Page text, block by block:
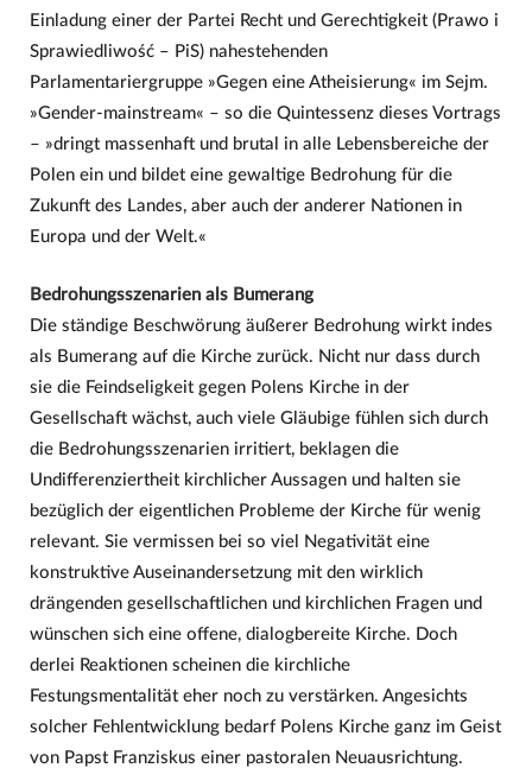
Einladung einer der Partei Recht und Gerechtigkeit (Prawo i
Sprawiedliwość – PiS) nahestehenden
Parlamentariergruppe »Gegen eine Atheisierung« im Sejm.
»Gender-mainstream« – so die Quintessenz dieses Vortrags
– »dringt massenhaft und brutal in alle Lebensbereiche der
Polen ein und bildet eine gewaltige Bedrohung für die
Zukunft des Landes, aber auch der anderer Nationen in
Europa und der Welt.«
Bedrohungsszenarien als Bumerang
Die ständige Beschwörung äußerer Bedrohung wirkt indes
als Bumerang auf die Kirche zurück. Nicht nur dass durch
sie die Feindseligkeit gegen Polens Kirche in der
Gesellschaft wächst, auch viele Gläubige fühlen sich durch
die Bedrohungsszenarien irritiert, beklagen die
Undifferenziertheit kirchlicher Aussagen und halten sie
bezüglich der eigentlichen Probleme der Kirche für wenig
relevant. Sie vermissen bei so viel Negativität eine
konstruktive Auseinandersetzung mit den wirklich
drängenden gesellschaftlichen und kirchlichen Fragen und
wünschen sich eine offene, dialogbereite Kirche. Doch
derlei Reaktionen scheinen die kirchliche
Festungsmentalität eher noch zu verstärken. Angesichts
solcher Fehlentwicklung bedarf Polens Kirche ganz im Geist
von Papst Franziskus einer pastoralen Neuausrichtung.